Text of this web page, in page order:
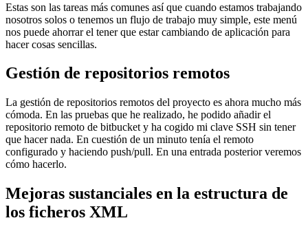
Estas son las tareas más comunes así que cuando estamos trabajando
nosotros solos o tenemos un flujo de trabajo muy simple, este menú
nos puede ahorrar el tener que estar cambiando de aplicación para
hacer cosas sencillas.
Gestión de repositorios remotos
La gestión de repositorios remotos del proyecto es ahora mucho más
cómoda. En las pruebas que he realizado, he podido añadir el
repositorio remoto de bitbucket y ha cogido mi clave SSH sin tener
que hacer nada. En cuestión de un minuto tenía el remoto
configurado y haciendo push/pull. En una entrada posterior veremos
cómo hacerlo.
Mejoras sustanciales en la estructura de
los ficheros XML